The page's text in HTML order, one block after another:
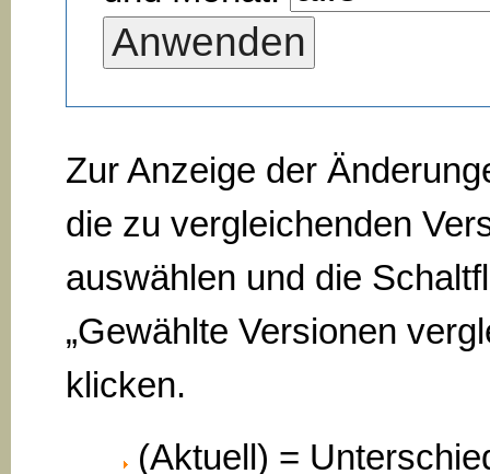
Zur Anzeige der
die zu vergleichenden
auswählen und die
„Gewählte Versionen
klicken.
(Aktuell) =